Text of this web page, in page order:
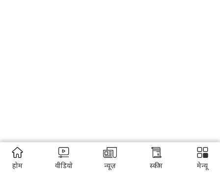
होम वीडियो न्यूज़ स्कीम मेन्यू